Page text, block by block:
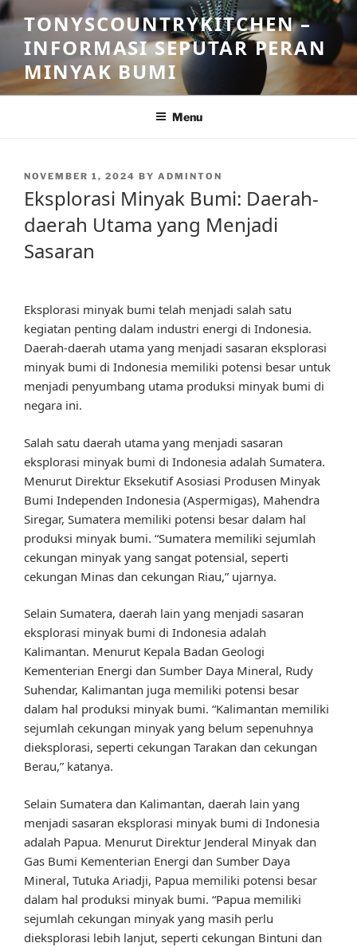
Skip
to
content
TONYSCOUNTRYKITCHEN –
INFORMASI SEPUTAR PERAN
MINYAK BUMI
Menu
POSTED
ON
NOVEMBER 1, 2024 BY ADMINTON
Eksplorasi Minyak Bumi: Daerah-
daerah Utama yang Menjadi
Sasaran
Eksplorasi minyak bumi telah menjadi salah satu
kegiatan penting dalam industri energi di Indonesia.
Daerah-daerah utama yang menjadi sasaran eksplorasi
minyak bumi di Indonesia memiliki potensi besar untuk
menjadi penyumbang utama produksi minyak bumi di
negara ini.
Salah satu daerah utama yang menjadi sasaran
eksplorasi minyak bumi di Indonesia adalah Sumatera.
Menurut Direktur Eksekutif Asosiasi Produsen Minyak
Bumi Independen Indonesia (Aspermigas), Mahendra
Siregar, Sumatera memiliki potensi besar dalam hal
produksi minyak bumi. “Sumatera memiliki sejumlah
cekungan minyak yang sangat potensial, seperti
cekungan Minas dan cekungan Riau,” ujarnya.
Selain Sumatera, daerah lain yang menjadi sasaran
eksplorasi minyak bumi di Indonesia adalah
Kalimantan. Menurut Kepala Badan Geologi
Kementerian Energi dan Sumber Daya Mineral, Rudy
Suhendar, Kalimantan juga memiliki potensi besar
dalam hal produksi minyak bumi. “Kalimantan memiliki
sejumlah cekungan minyak yang belum sepenuhnya
dieksplorasi, seperti cekungan Tarakan dan cekungan
Berau,” katanya.
Selain Sumatera dan Kalimantan, daerah lain yang
menjadi sasaran eksplorasi minyak bumi di Indonesia
adalah Papua. Menurut Direktur Jenderal Minyak dan
Gas Bumi Kementerian Energi dan Sumber Daya
Mineral, Tutuka Ariadji, Papua memiliki potensi besar
dalam hal produksi minyak bumi. “Papua memiliki
sejumlah cekungan minyak yang masih perlu
dieksplorasi lebih lanjut, seperti cekungan Bintuni dan